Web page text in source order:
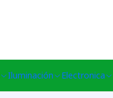
Iluminación Electronica